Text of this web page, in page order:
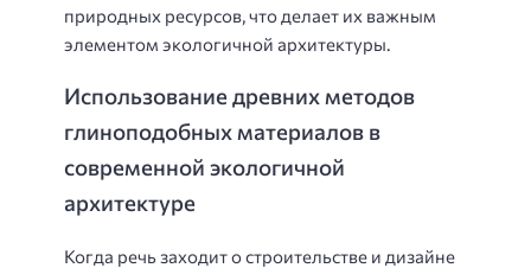
природных ресурсов, что делает их важным
элементом экологичной архитектуры.
Использование древних методов
глиноподобных материалов в
современной экологичной
архитектуре
Когда речь заходит о строительстве и дизайне